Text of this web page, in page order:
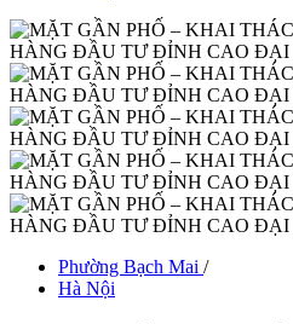
Phường Bạch Mai /
Hà Nội